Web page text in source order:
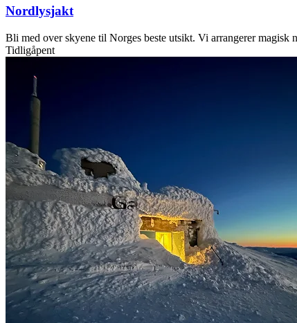
Nordlysjakt
Bli med over skyene til Norges beste utsikt. Vi arrangerer magisk
Tidligåpent